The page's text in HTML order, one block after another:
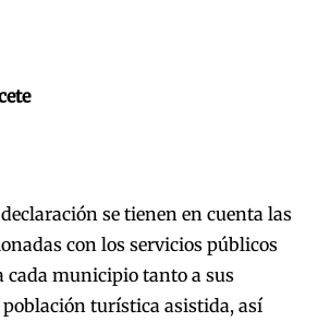
se tienen en cuenta las
con los servicios públicos
cada municipio tanto a sus
población turística asistida, así